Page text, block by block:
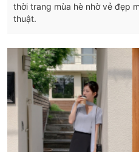
thời trang mùa hè nhờ vẻ đẹp
thuật.